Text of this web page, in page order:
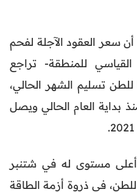
أن سعر العقود الآجلة لفحم
القياسي للمنطقة- تراجع
إلى 102 دولارا للطن تسليم الشهر الحالي،
20 بالمئة منذ بداية العام الحالي ويصل
مستوى له في شتنبر
463.75 دولارا للطن، في ذروة أزمة الطاقة